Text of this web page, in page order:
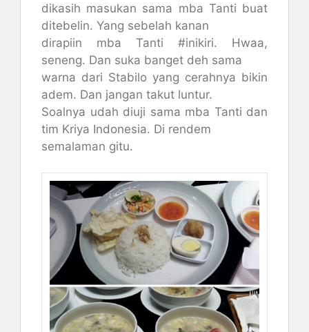
dikasih masukan sama mba Tanti buat
ditebelin. Yang sebelah kanan
dirapiin mba Tanti #inikiri. Hwaa,
seneng. Dan suka banget deh sama
warna dari Stabilo yang cerahnya bikin
adem. Dan jangan takut luntur.
Soalnya udah diuji sama mba Tanti dan
tim Kriya Indonesia. Di rendem
semalaman gitu.